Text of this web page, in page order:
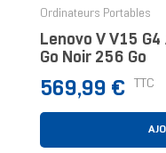
Ordinateurs Portables
Lenovo V V15
Go Noir 256 Go
Prix
569,99 € TTC